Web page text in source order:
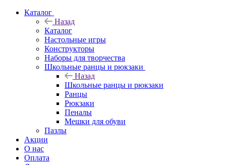
Каталог
Назад
Каталог
Настольные игры
Конструкторы
Наборы для творчества
Школьные ранцы и рюкзаки
Назад
Школьные ранцы и рюкзаки
Ранцы
Рюкзаки
Пеналы
Мешки для обуви
Пазлы
Акции
О нас
Оплата